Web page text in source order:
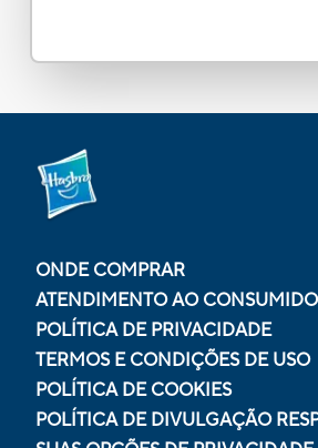
ONDE COMPRAR
ATENDIMENTO AO
POLÍTICA DE PRIVACIDADE
TERMOS E CONDIÇÕES DE USO
POLÍTICA DE COOKIES
POLÍTICA DE DIVULGAÇÃO